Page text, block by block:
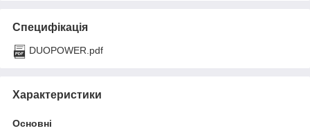
Специфікація
DUOPOWER.pdf
Характеристики
Основні